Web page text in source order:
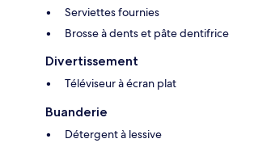
Serviettes fournies
Brosse à dents et pâte dentifrice
Divertissement
Téléviseur à écran plat
Buanderie
Détergent à lessive